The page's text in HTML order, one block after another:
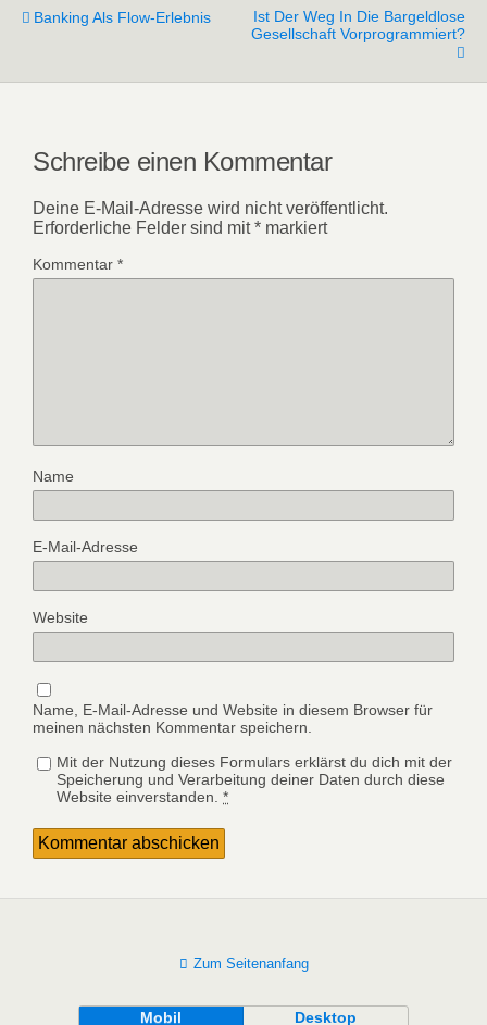
Banking Als Flow-Erlebnis
Ist Der Weg In Die Bargeldlose
Gesellschaft Vorprogrammiert?
Schreibe einen Kommentar
Deine E-Mail-Adresse wird nicht veröffentlicht.
Erforderliche Felder sind mit* markiert
Kommentar *
Name
E-Mail-Adresse
Website
Name, E-Mail-Adresse und Website in diesem Browser für
meinen nächsten Kommentar speichern.
Mit der Nutzung dieses Formulars erklärst du dich mit der
Speicherung und Verarbeitung deiner Daten durch diese
Website einverstanden. *
Zum Seitenanfang
Mobil Desktop